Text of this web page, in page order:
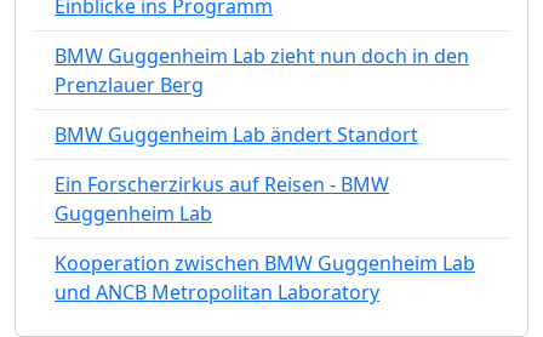
Einblicke ins Programm
BMW Guggenheim Lab zieht nun doch in den
Prenzlauer Berg
BMW Guggenheim Lab ändert Standort
Ein Forscherzirkus auf Reisen - BMW
Guggenheim Lab
Kooperation zwischen BMW Guggenheim Lab
und ANCB Metropolitan Laboratory